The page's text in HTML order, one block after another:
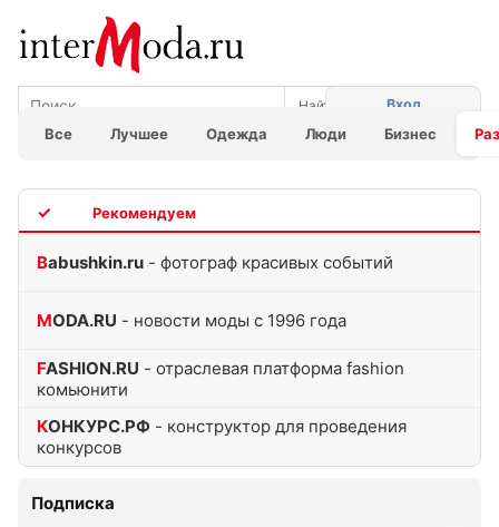
Все Лучшее Одежда Люди Бизнес
Вход
Babushkin.ru - фотограф красивых событий
MODA.RU - новости моды с 1996 года
FASHION.RU - отраслевая платформа fashion
комьюнити
КОНКУРС.РФ - конструктор для проведения
конкурсов
Подписка